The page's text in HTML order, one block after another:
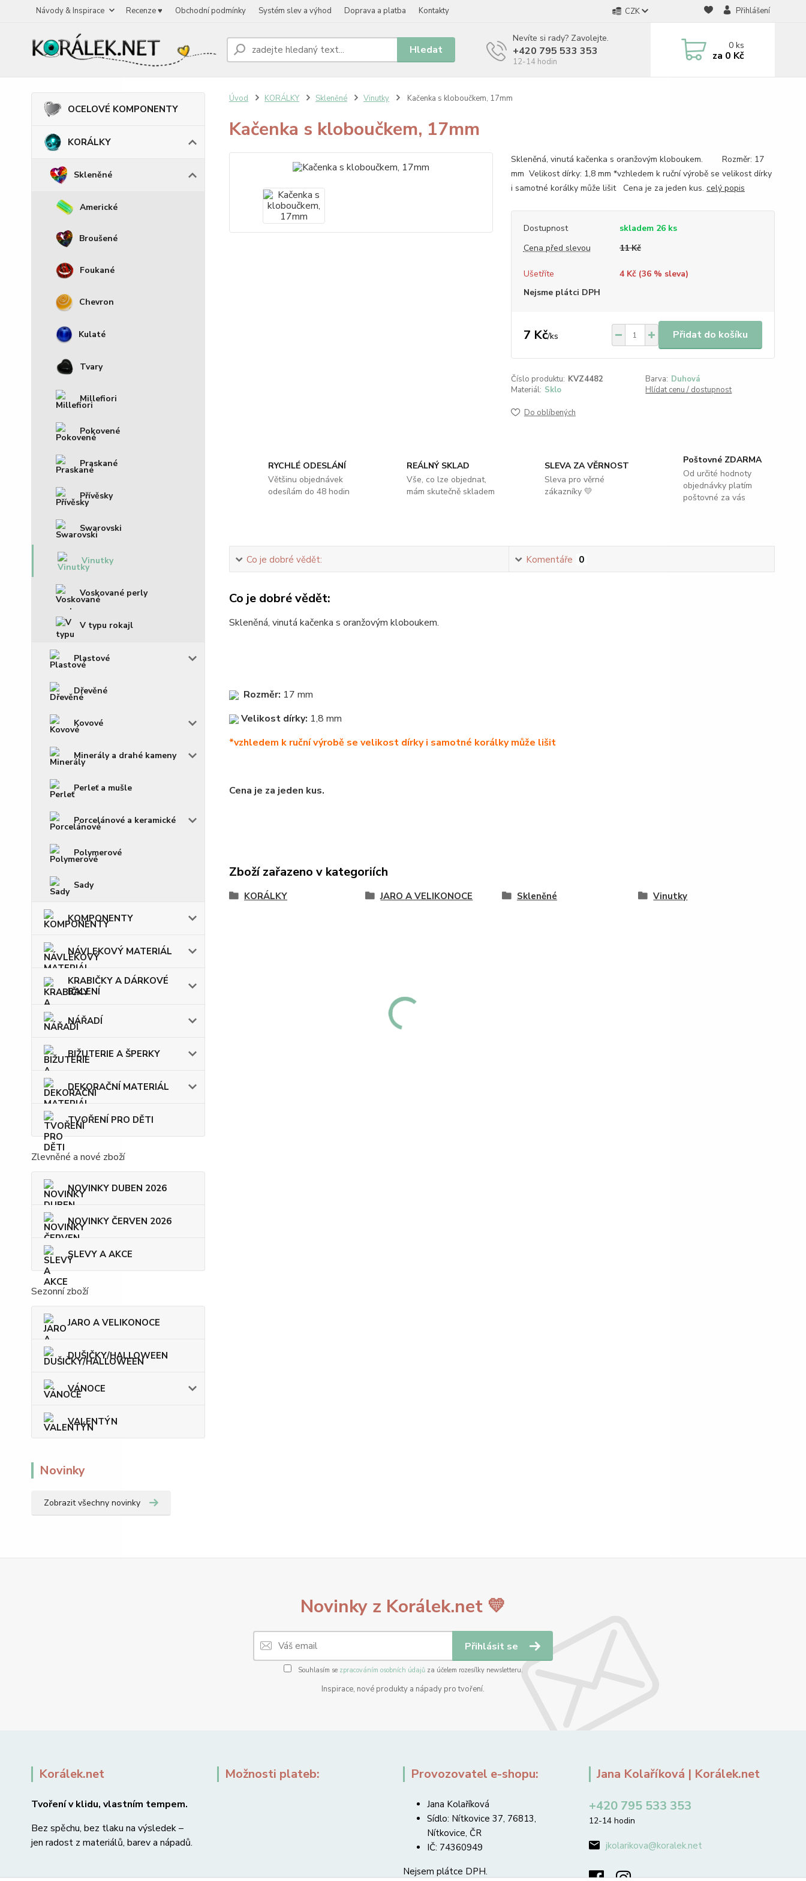
Návody & Inspirace Recenze ♥ Obchodní podmínky Systém slev a výhod Doprava a platba Kontakty CZK Přihlášení
Hledat
Nevíte si rady? Zavolejte.
+420 795 533 353
12-14 hodin
0ks
za 0 Kč
OCELOVÉ KOMPONENTY
KORÁLKY
Skleněné
Americké
Broušené
Foukané
Chevron
Kulaté
Tvary
Millefiori
Pokovené
Praskané
Přívěsky
Swarovski
Vinutky
Voskované perly
V typu rokajl
Plastové
Dřevěné
Kovové
Minerály a drahé kameny
Perleť a mušle
Porcelánové a keramické
Polymerové
Sady
KOMPONENTY
NÁVLEKOVÝ MATERIÁL
KRABIČKY A DÁRKOVÉ
BALENÍ
NÁŘADÍ
BIŽUTERIE A ŠPERKY
DEKORAČNÍ MATERIÁL
TVOŘENÍ PRO DĚTI
Zlevněné a nové zboží
NOVINKY DUBEN 2026
NOVINKY ČERVEN 2026
SLEVY A AKCE
Sezonní zboží
JARO A VELIKONOCE
DUŠIČKY/HALLOWEEN
VÁNOCE
VALENTÝN
Novinky
Zobrazit všechny novinky
Úvod KORÁLKY Skleněné Vinutky Kačenka s kloboučkem, 17mm
Kačenka s kloboučkem, 17mm
Skleněná, vinutá kačenka s oranžovým kloboukem. Rozměr: 17
mm Velikost dírky: 1,8 mm *vzhledem k ruční výrobě se velikost dírky
i samotné korálky může lišit Cena je za jeden kus. celý popis
Dostupnost
skladem 26 ks
Cena před slevou
11 Kč
Ušetříte 4 Kč (36% sleva)
Nejsme plátci DPH
7 Kč/ks Přidat do košíku
Číslo produktu: KVZ4482 Barva: Duhová
Materiál: Sklo Hlídat cenu / dostupnost
Do oblíbených
RYCHLÉ ODESLÁNÍ
Většinu objednávek
odesílám do 48 hodin
REÁLNÝ SKLAD
Vše, co lze objednat,
mám skutečně skladem
SLEVA ZA VĚRNOST
Sleva pro věrné
zákazníky 💛
Poštovné ZDARMA
Od určité hodnoty
objednávky platím
poštovné za vás
Co je dobré vědět: Komentáře 0
Co je dobré vědět:
Skleněná, vinutá kačenka s oranžovým kloboukem.
Rozměr: 17 mm
Velikost dírky: 1,8 mm
*vzhledem k ruční výrobě se velikost dírky i samotné korálky může lišit
Cena je za jeden kus.
Zboží zařazeno v kategoriích
KORÁLKY JARO A VELIKONOCE Skleněné Vinutky
Novinky z Korálek.net 💛
Přihlásit se
Souhlasím se zpracováním osobních údajůza účelem rozesílky newsletteru.
Inspirace, nové produkty a nápady pro tvoření.
Korálek.net
Tvoření v klidu, vlastním tempem.
Bez spěchu, bez tlaku na výsledek –
jen radost z materiálů, barev a nápadů.
Možnosti plateb: Provozovatel e-shopu:
Jana Kolaříková
Sídlo: Nítkovice 37, 76813,
Nítkovice, ČR
IČ: 74360949
Nejsem plátce DPH.
Jana Kolaříková | Korálek.net
+420 795 533 353
12-14 hodin
jkolarikova@koralek.net